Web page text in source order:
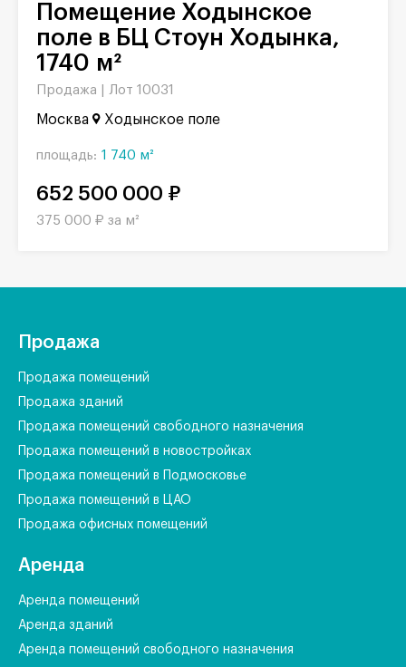
Помещение Ходынское
поле в БЦ Стоун Ходынка,
1740 м²
Продажа | Лот 10031
Москва Ходынское поле
площадь: 1 740 м²
652 500 000 ₽
375 000 ₽ за м²
Продажа
Продажа помещений
Продажа зданий
Продажа помещений свободного назначения
Продажа помещений в новостройках
Продажа помещений в Подмосковье
Продажа помещений в ЦАО
Продажа офисных помещений
Аренда
Аренда помещений
Аренда зданий
Аренда помещений свободного назначения